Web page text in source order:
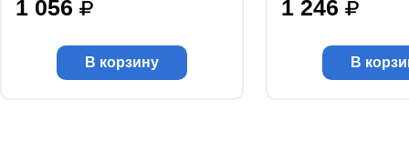
1 056
В корзину
1 246
В